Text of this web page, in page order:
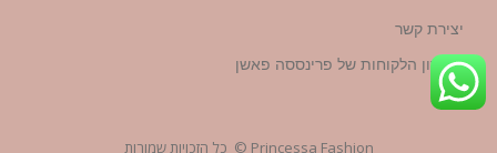
יצירת קשר
מועדון הלקוחות של פרינססה פאשן